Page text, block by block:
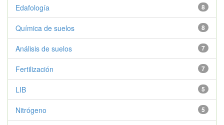
8
Edafología
8
Química de suelos
7
Análisis de suelos
7
Fertilización
5
LIB
5
Nitrógeno